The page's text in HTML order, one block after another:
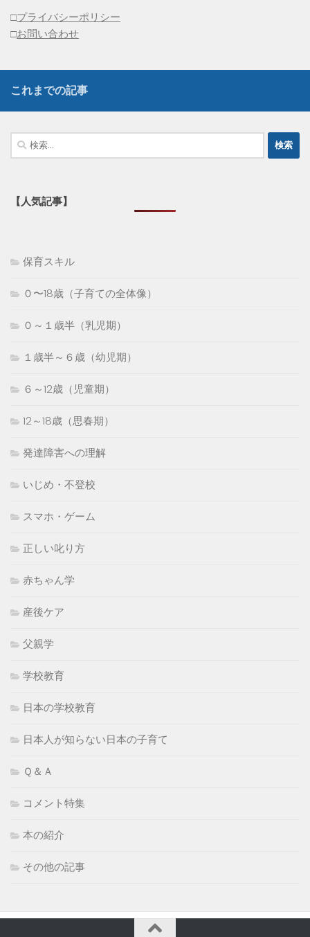
□プライバシーポリシー
□お問い合わせ
これまでの記事
検
索:
【人気記事】
保育スキル
０〜18歳（子育ての全体像）
０～１歳半（乳児期）
１歳半～６歳（幼児期）
６～12歳（児童期）
12～18歳（思春期）
発達障害への理解
いじめ・不登校
スマホ・ゲーム
正しい叱り方
赤ちゃん学
産後ケア
父親学
学校教育
日本の学校教育
日本人が知らない日本の子育て
Ｑ＆Ａ
コメント特集
本の紹介
その他の記事